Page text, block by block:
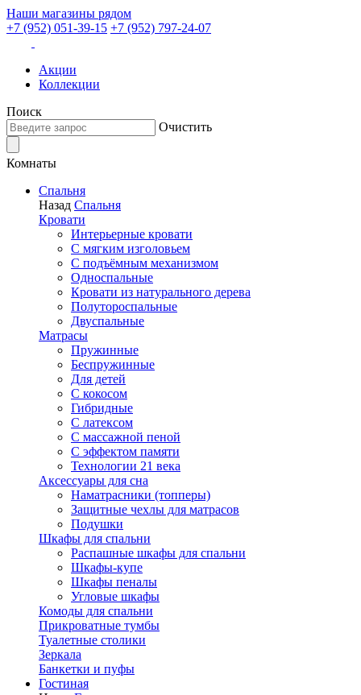
Наши магазины рядом
+7 (952) 051-39-15 +7 (952) 797-24-07
Акции
Коллекции
Поиск
Очистить
Комнаты
Спальня
Назад Спальня
Кровати
Интерьерные кровати
С мягким изголовьем
С подъёмным механизмом
Односпальные
Кровати из натурального дерева
Полутороспальные
Двуспальные
Матрасы
Пружинные
Беспружинные
Для детей
C кокосом
Гибридные
С латексом
С массажной пеной
С эффектом памяти
Технологии 21 века
Аксессуары для сна
Наматрасники (топперы)
Защитные чехлы для матрасов
Подушки
Шкафы для спальни
Распашные шкафы для спальни
Шкафы-купе
Шкафы пеналы
Угловые шкафы
Комоды для спальни
Прикроватные тумбы
Туалетные столики
Зеркала
Банкетки и пуфы
Гостиная